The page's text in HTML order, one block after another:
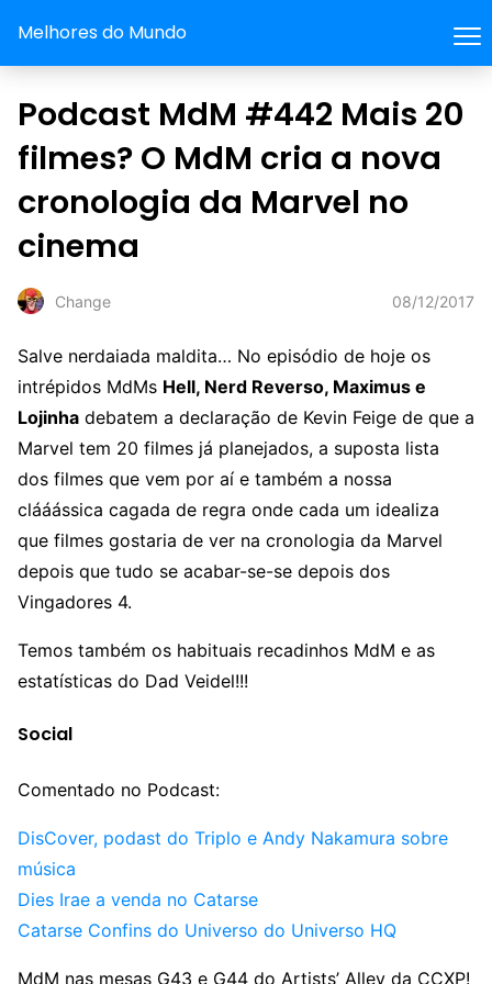
Melhores do Mundo
Podcast MdM #442 Mais 20
filmes? O MdM cria a nova
cronologia da Marvel no
cinema
Change 08/12/2017
Salve nerdaiada maldita… No episódio de hoje os
intrépidos MdMs Hell, Nerd Reverso, Maximus e
Lojinha debatem a declaração de Kevin Feige de que a
Marvel tem 20 filmes já planejados, a suposta lista
dos filmes que vem por aí e também a nossa
clááássica cagada de regra onde cada um idealiza
que filmes gostaria de ver na cronologia da Marvel
depois que tudo se acabar-se-se depois dos
Vingadores 4.
Temos também os habituais recadinhos MdM e as
estatísticas do Dad Veidel!!!
Social
Comentado no Podcast:
DisCover, podast do Triplo e Andy Nakamura sobre
música
Dies Irae a venda no Catarse
Catarse Confins do Universo do Universo HQ
MdM nas mesas G43 e G44 do Artists’ Alley da CCXP!